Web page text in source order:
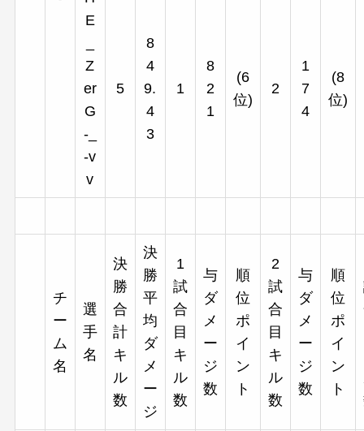
E
Z
er
G
-_
-v
v
5
8
4
9.
4
3
1
8
2
1
(6
位)
2
1
7
4
(8
位)
チ
ー
ム
名
選
手
名
決
勝
合
計
キ
ル
数
決
勝
平
均
ダ
メ
ー
ジ
1
試
合
目
キ
ル
数
与
ダ
メ
ー
ジ
数
順
位
ポ
イ
ン
ト
2
試
合
目
キ
ル
数
与
ダ
メ
ー
ジ
数
順
位
ポ
イ
ン
ト